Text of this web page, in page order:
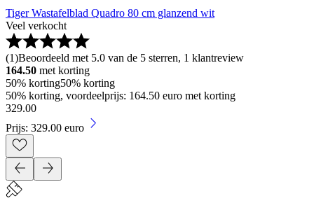
Tiger Wastafelblad Quadro 80 cm glanzend wit
Veel verkocht
(1)Beoordeeld met 5.0 van de 5 sterren, 1 klantreview
164.50 met korting
50% korting50% korting
50% korting, voordeelprijs: 164.50 euro met korting
329.00
Prijs: 329.00 euro